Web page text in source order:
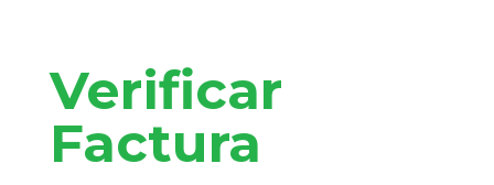
Verificar
Factura